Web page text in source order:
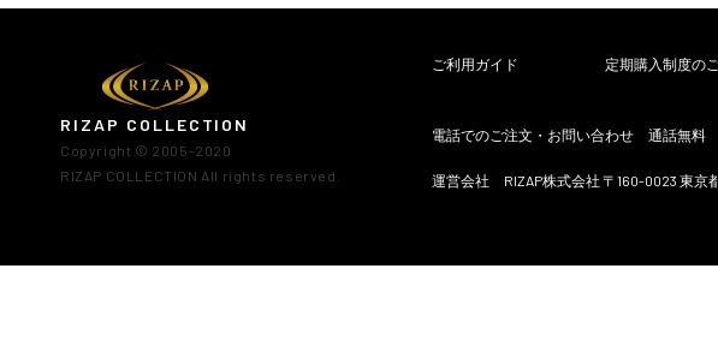
RIZAP COLLECTION
Copyright © 2005-2020
RIZAP COLLECTION All rights reserved.
ご利用ガイド 定期購入制度の
電話でのご注文・お問い合わせ 通話無料
運営会社 RIZAP株式会社 〒160-0023 東京